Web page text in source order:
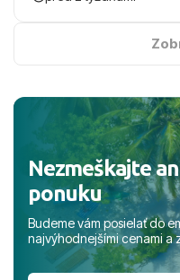
s hviezdičkou. ​Už teraz
Nezmeškajte
ponuku
Budeme vám posielať do
najvýhodnejšími cenami a